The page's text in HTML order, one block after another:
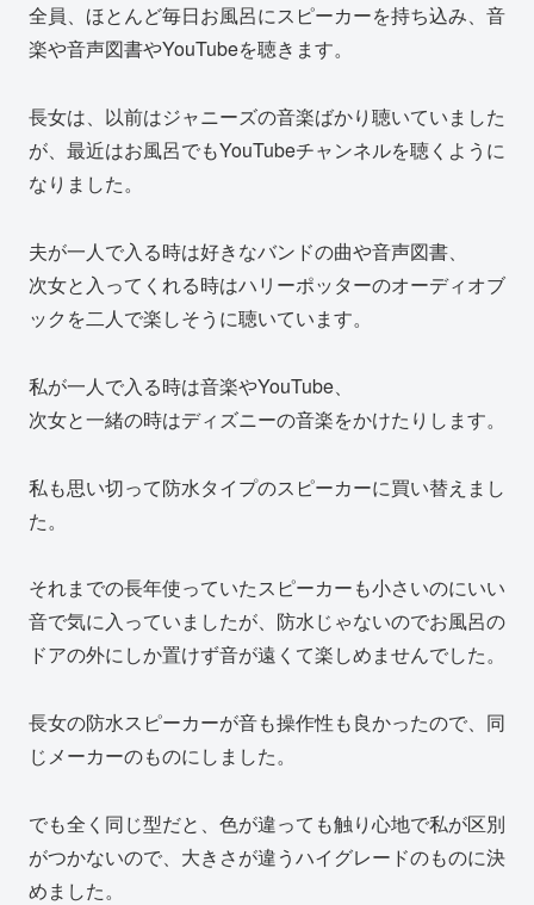
全員、ほとんど毎日お風呂にスピーカーを持ち込み、音
楽や音声図書やYouTubeを聴きます。
長女は、以前はジャニーズの音楽ばかり聴いていました
が、最近はお風呂でもYouTubeチャンネルを聴くように
なりました。
夫が一人で入る時は好きなバンドの曲や音声図書、
次女と入ってくれる時はハリーポッターのオーディオブ
ックを二人で楽しそうに聴いています。
私が一人で入る時は音楽やYouTube、
次女と一緒の時はディズニーの音楽をかけたりします。
私も思い切って防水タイプのスピーカーに買い替えまし
た。
それまでの長年使っていたスピーカーも小さいのにいい
音で気に入っていましたが、防水じゃないのでお風呂の
ドアの外にしか置けず音が遠くて楽しめませんでした。
長女の防水スピーカーが音も操作性も良かったので、同
じメーカーのものにしました。
でも全く同じ型だと、色が違っても触り心地で私が区別
がつかないので、大きさが違うハイグレードのものに決
めました。